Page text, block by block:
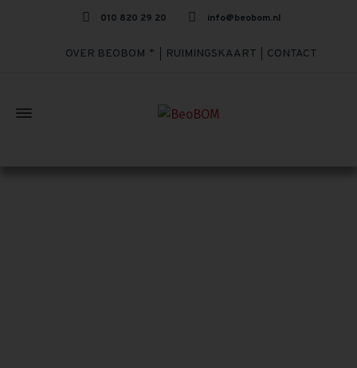
010 820 29 20 info@beobom.nl
OVER BEOBOM RUIMINGSKAART CONTACT